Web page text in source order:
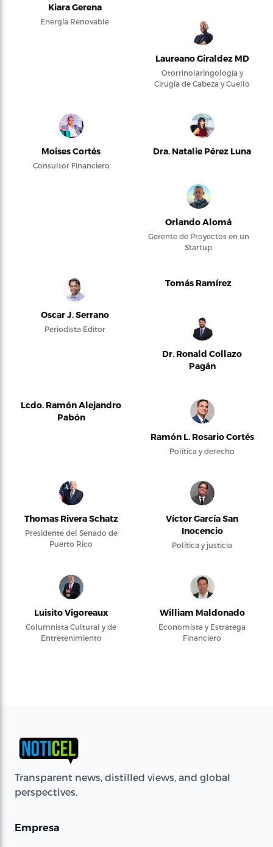
Kiara Gerena
Energía Renovable
Laureano Giraldez MD
Otorrinolaringología y
Cirugía de Cabeza y Cuello
Moises Cortés
Consultor Financiero
Dra. Natalie Pérez Luna
Orlando Alomá
Gerente de Proyectos en un
Startup
Oscar J. Serrano
Periodista Editor
Tomás Ramírez
Dr. Ronald Collazo
Pagán
Lcdo. Ramón Alejandro
Pabón
Ramón L. Rosario Cortés
Política y derecho
Thomas Rivera Schatz
Presidente del Senado de
Puerto Rico
Víctor García San
Inocencio
Política y justicia
Luisito Vigoreaux
Columnista Cultural y de
Entretenimiento
William Maldonado
Economista y Estratega
Financiero
Transparent news, distilled views, and global
perspectives.
Empresa